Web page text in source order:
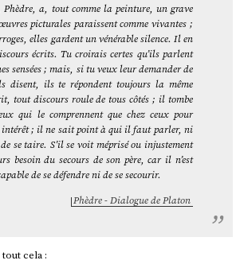
Phèdre, a, tout comme la peinture, un grave
picturales paraissent comme vivantes ;
elles gardent un vénérable silence. Il en
écrits. Tu croirais certes qu’ils parlent
sensées ; mais, si tu veux leur demander de
disent, ils te répondent toujours la même
tout discours roule de tous côtés ; il tombe
qui le comprennent que chez ceux pour
intérêt ; il ne sait point à qui il faut parler, ni
se taire. S’il se voit méprisé ou injustement
besoin du secours de son père, car il n’est
de se défendre ni de se secourir.
Phèdre - Dialogue de Platon
cela :